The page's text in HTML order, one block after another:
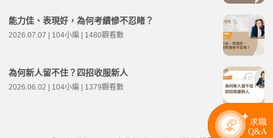
能力佳、表現好，為何考績慘不忍睹？
2026.07.07 | 104小編 | 1480觀看數
為何新人留不住？四招收服新人
2026.06.02 | 104小編 | 1379觀看數